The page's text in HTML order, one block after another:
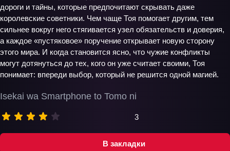
В закладки
Isekai wa Smartphone to Tomo ni
3
дороги и тайны, которые предпочитают скрывать даже
королевские советники. Чем чаще Тоя помогает другим, тем
сильнее вокруг него стягивается узел обязательств и доверия,
а каждое «пустяковое» поручение открывает новую сторону
этого мира. И когда становится ясно, что чужие конфликты
могут дотянуться до тех, кого он уже считает своими, Тоя
понимает: впереди выбор, который не решится одной магией.